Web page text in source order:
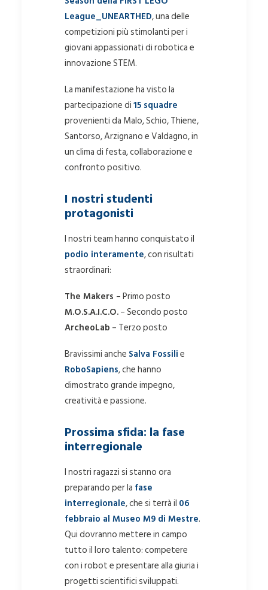
League_UNEARTHED, una delle
competizioni più stimolanti per i
giovani appassionati di robotica e
innovazione STEM.
La manifestazione ha visto la
partecipazione di15 squadre
provenienti da Malo, Schio, Thiene,
Santorso, Arzignano e Valdagno, in
un clima di festa, collaborazione e
confronto positivo.
I nostri studenti
protagonisti
I nostri team hanno conquistato il
podio interamente, con risultati
straordinari:
The Makers – Primo posto
M.O.S.A.I.C.O.– Secondo posto
ArcheoLab – Terzo posto
Bravissimi anche Salva Fossilie
RoboSapiens, che hanno
dimostrato grande impegno,
creatività e passione.
Prossima sfida: la fase
interregionale
I nostri ragazzi si stanno ora
preparando per la fase
interregionale, che si terrà il 06
febbraio al Museo M9 di Mestre.
Qui dovranno mettere in campo
tutto il loro talento: competere
con i robot e presentare alla giuria i
progetti scientifici sviluppati.